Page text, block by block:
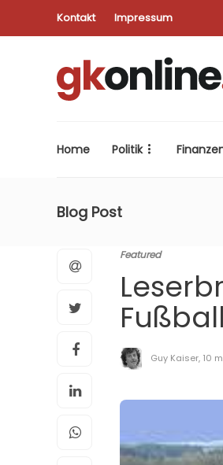
Kontakt Impressum
Home Politik
Blog Post
Featured
Guy Kaiser, 10